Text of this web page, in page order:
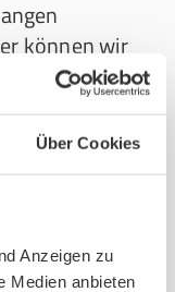
Über Cookies
Anzeigen zu
Medien anbieten
können wir
und